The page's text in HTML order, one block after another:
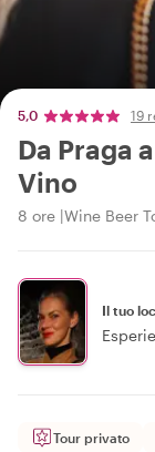
5,0 19
Da Praga
Vino
8 ore Wine Beer
Il tuo
Tour privato